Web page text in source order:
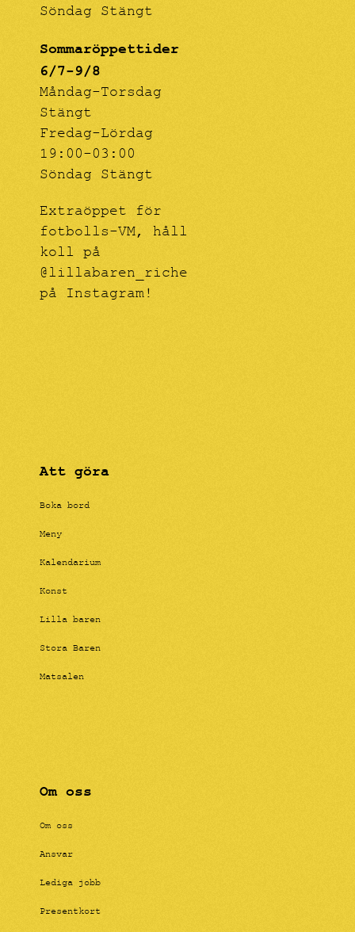
Söndag Stängt
Sommaröppettider
6/7-9/8
Måndag-Torsdag
Stängt
Fredag-Lördag
19:00-03:00
Söndag Stängt
Extraöppet för
fotbolls-VM, håll
koll på
@lillabaren_riche
på Instagram!
Att göra
Boka bord
Meny
Kalendarium
Konst
Lilla baren
Stora Baren
Matsalen
Om oss
Om oss
Ansvar
Lediga jobb
Presentkort